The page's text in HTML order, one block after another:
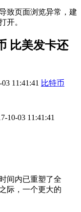
致页面浏览异常，建
开。
比美发卡还
11:41:41 比特币
03 11:41:41
间内已重塑了全
际，一个更大的